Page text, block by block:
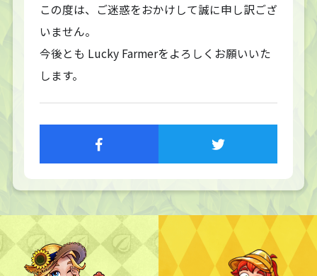
この度は、ご迷惑をおかけして誠に申し訳ござ
いません。
今後とも Lucky Farmerをよろしくお願いいた
します。
TOP
NFT GALLERY
NFT紹介
キャラクター 農地
FAQ
よくある質問